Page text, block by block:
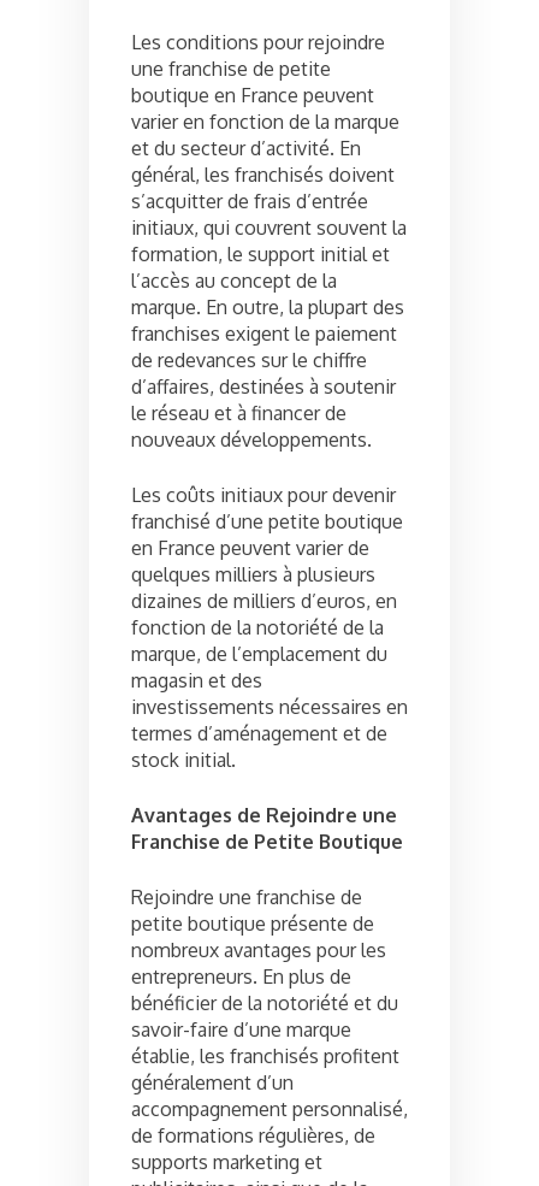
Les conditions pour rejoindre
une franchise de petite
boutique en France peuvent
varier en fonction de la marque
et du secteur d’activité. En
général, les franchisés doivent
s’acquitter de frais d’entrée
initiaux, qui couvrent souvent la
formation, le support initial et
l’accès au concept de la
marque. En outre, la plupart des
franchises exigent le paiement
de redevances sur le chiffre
d’affaires, destinées à soutenir
le réseau et à financer de
nouveaux développements.
Les coûts initiaux pour devenir
franchisé d’une petite boutique
en France peuvent varier de
quelques milliers à plusieurs
dizaines de milliers d’euros, en
fonction de la notoriété de la
marque, de l’emplacement du
magasin et des
investissements nécessaires en
termes d’aménagement et de
stock initial.
Avantages de Rejoindre une
Franchise de Petite Boutique
Rejoindre une franchise de
petite boutique présente de
nombreux avantages pour les
entrepreneurs. En plus de
bénéficier de la notoriété et du
savoir-faire d’une marque
établie, les franchisés profitent
généralement d’un
accompagnement personnalisé,
de formations régulières, de
supports marketing et